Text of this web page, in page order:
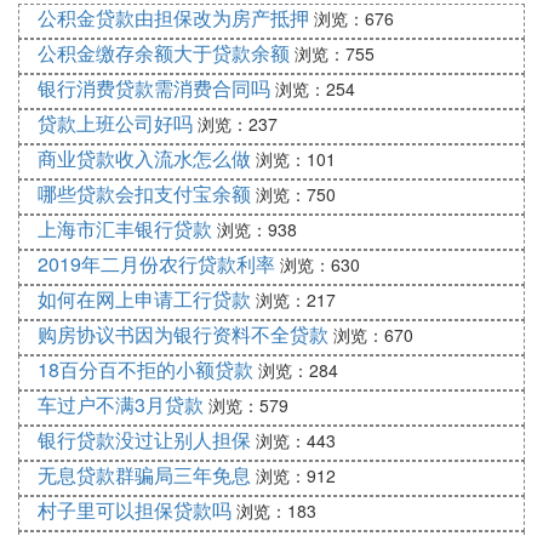
2、向亲朋好友借钱还款
将20万拆解为10个2万，或20个1万，向多个亲朋好
友借钱，这样每个亲朋好友只需要出借少量资金就
行，借钱还款的成功率会更高，解决完网贷欠债危机
后，就有大量的时间来慢慢偿还欠亲朋好友的钱。
3、变卖高值资产用于还款
比如房子、车子、贵金属首饰、高档手表等等，这些
值钱的东西若能解决网贷欠债问题，那也算是一种自
救方法，反正等以后有钱了，这些东西还能重新置办
回来。
4、努力工作增加收入后还款
协商延期、找亲友借钱，总是要看他人脸色，唯有自
己努力工作、增加收入，才是最靠谱的自救方法，只
是需要时间，而前期的协商、借钱等方法就是在给自
己争取时间，时间有了，就要开源节流，总能慢慢将
公积金贷款由担保改为房产抵押 浏览：676
公积金缴存余额大于贷款余额 浏览：755
银行消费贷款需消费合同吗 浏览：254
贷款上班公司好吗 浏览：237
商业贷款收入流水怎么做 浏览：101
哪些贷款会扣支付宝余额 浏览：750
上海市汇丰银行贷款 浏览：938
2019年二月份农行贷款利率 浏览：630
如何在网上申请工行贷款 浏览：217
购房协议书因为银行资料不全贷款 浏览：670
18百分百不拒的小额贷款 浏览：284
车过户不满3月贷款 浏览：579
银行贷款没过让别人担保 浏览：443
无息贷款群骗局三年免息 浏览：912
村子里可以担保贷款吗 浏览：183